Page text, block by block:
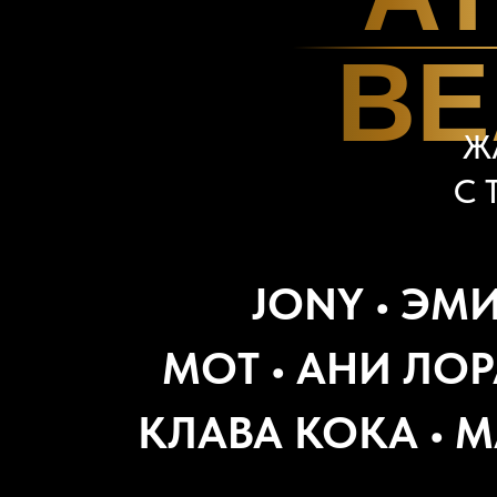
С
JONY •
МОТ • АНИ
КЛАВА КОКА •